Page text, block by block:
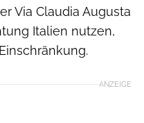
Via Claudia Augusta
Italien nutzen,
ANZEIGE